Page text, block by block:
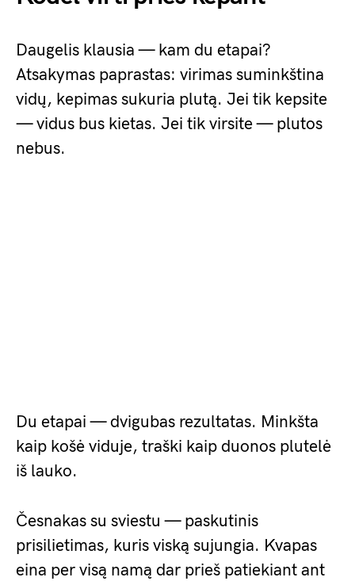
Daugelis klausia — kam du etapai?
Atsakymas paprastas: virimas suminkština
vidų, kepimas sukuria plutą. Jei tik kepsite
— vidus bus kietas. Jei tik virsite — plutos
nebus.
Du etapai — dvigubas rezultatas. Minkšta
kaip košė viduje, traški kaip duonos plutelė
iš lauko.
Česnakas su sviestu — paskutinis
prisilietimas, kuris viską sujungia. Kvapas
eina per visą namą dar prieš patiekiant ant